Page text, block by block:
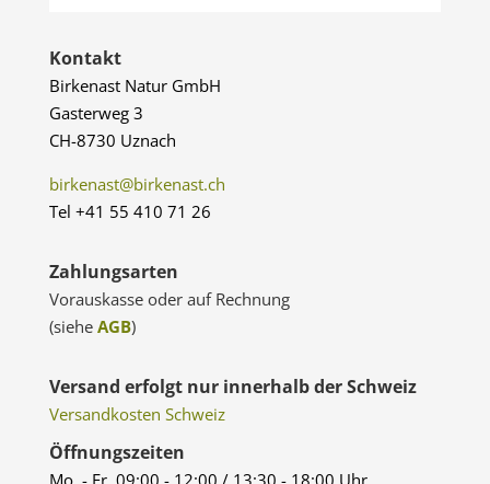
Kontakt
Birkenast Natur GmbH
Gasterweg 3
CH-8730 Uznach
birkenast@birkenast.ch
Tel +41 55 410 71 26
Zahlungsarten
Vorauskasse oder auf Rechnung
(siehe AGB)
Versand erfolgt nur innerhalb der Schweiz
Versandkosten Schweiz
Öffnungszeiten
Mo. - Fr. 09:00 - 12:00 / 13:30 - 18:00 Uhr